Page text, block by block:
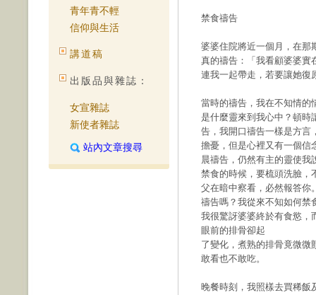
青年青不輕
信仰與生活
講道稿
出版品與雜誌：
女宣雜誌
新使者雜誌
站內文章搜尋
禁食禱告
婆婆住院將近一個月，在那
真的禱告：「我看顧婆婆實
連我一起帶走，若要讓她復
當時的禱告，我在不知情的
是什麼靈來到我心中？頓時
告，我開口禱告一樣是方言
擔憂，但是心裡又有一個信
晨禱告，仍然有主的靈使我
禁食的時候，要梳頭洗臉，
父在暗中察看，必然報答你
禱告嗎？我從來不知如何禁
我很驚訝婆婆終於有食慾，
眼前的排骨卻起
了變化，煮熟的排骨竟微微
敢看也不敢吃。
晚餐時刻，我照樣去買稀飯